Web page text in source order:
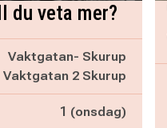
du veta mer?
Vaktgatan- Skurup
Vaktgatan 2 Skurup
1 (onsdag)